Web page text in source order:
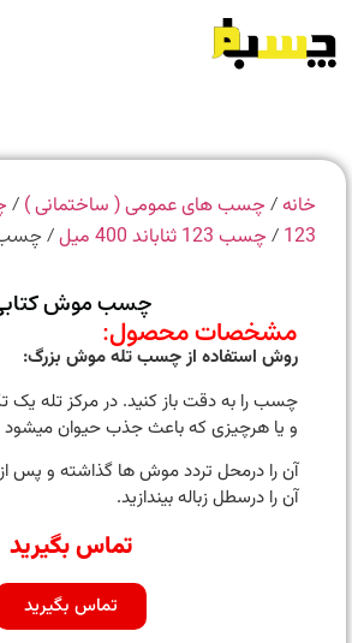
/چسب های عمومی ( ساختمانی )/چسب
/چسب 123 ثناباند 400 میل / چسب موش
چسب موش کتابی
مشخصات محصول:
روش استفاده از چسب تله موش بزرگ:
چسب را به دقت باز کنید. در مرکز تله یک تکه
و یا هرچیزی که باعث جذب حیوان میشود
آن را درمحل تردد موش ها گذاشته و پس ازبه
آن را درسطل زباله بیندازید.
تماس بگیرید
تماس بگیرید